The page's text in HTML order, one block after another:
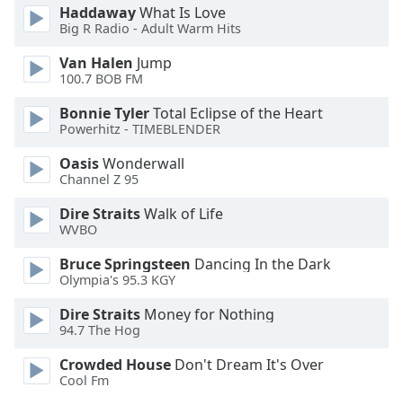
Opacity
Font
Size
Text
Edge
Family
Reset
Close
Modal
Dialog
HaddawayWhat Is Love
Big R Radio - Adult Warm Hits
Van Halen Jump
100.7 BOB FM
Bonnie TylerTotal Eclipse of the Heart
Powerhitz - TIMEBLENDER
OasisWonderwall
Channel Z 95
Dire StraitsWalk of Life
WVBO
Bruce Springsteen Dancing In the Dark
Olympia's 95.3 KGY
Dire Straits Money for Nothing
94.7 The Hog
Crowded House Don't Dream It's Over
Cool Fm